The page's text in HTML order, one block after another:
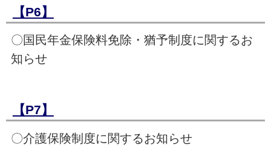
【P6】
〇国民年金保険料免除・猶予制度に関するお
知らせ
【P7】
〇介護保険制度に関するお知らせ